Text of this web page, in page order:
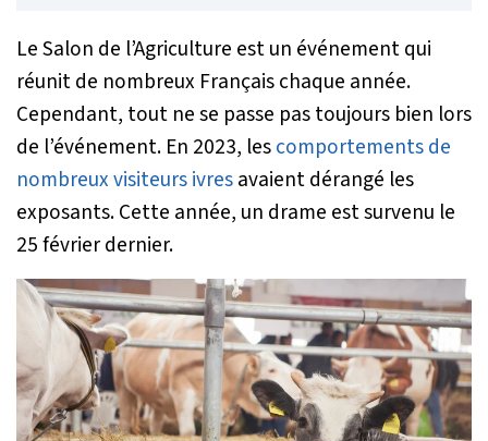
Le Salon de l’Agriculture est un événement qui
réunit de nombreux Français chaque année.
Cependant, tout ne se passe pas toujours bien lors
de l’événement. En 2023, lescomportements de
nombreux visiteurs ivresavaient dérangé les
exposants. Cette année, un drame est survenu le
25 février dernier.